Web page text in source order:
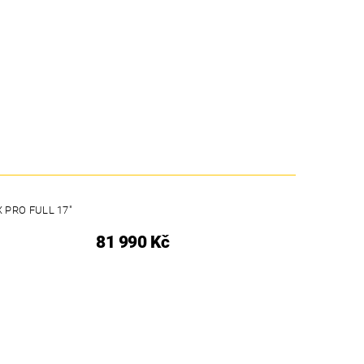
PRO FULL 17″
81 990 Kč